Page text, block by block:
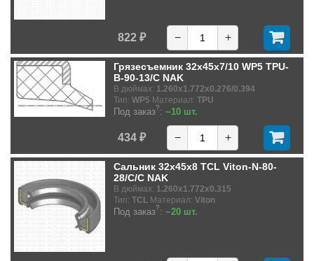
822 ₽ − +
Грязесъемник 32x45x7/10 WP5 TPU-
B-90-13/C NAK
В дюймах: 1.260x1.772x0.276/0.394
Тип: WP5 Материал: TPU
Под заказ?: ~10 шт.
434 ₽ − +
Сальник 32x45x8 TCL Viton-N-80-
28/C/C NAK
В дюймах: 1.260x1.772x0.315
Тип: TCL Материал: Viton
Под заказ?: ~20 шт.